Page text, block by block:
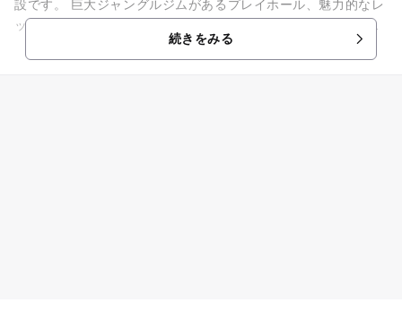
設です。 巨大ジャングルジムがあるプレイホール、魅力的なレ
ッスンが揃うラーニングスペース、ママ会から映画鑑賞まで多
岐に利用できる多目的室...続きをみる